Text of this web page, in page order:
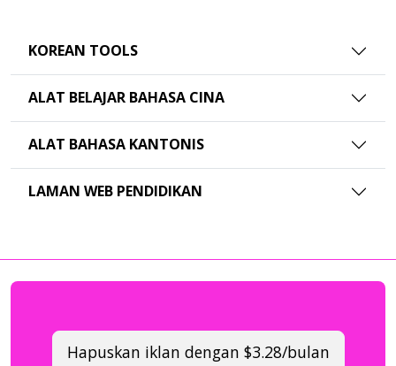
KOREAN TOOLS
ALAT BELAJAR BAHASA CINA
ALAT BAHASA KANTONIS
LAMAN WEB PENDIDIKAN
Hapuskan iklan dengan $3.28/bulan